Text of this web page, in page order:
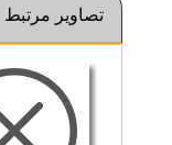
تصاویر مرتبط